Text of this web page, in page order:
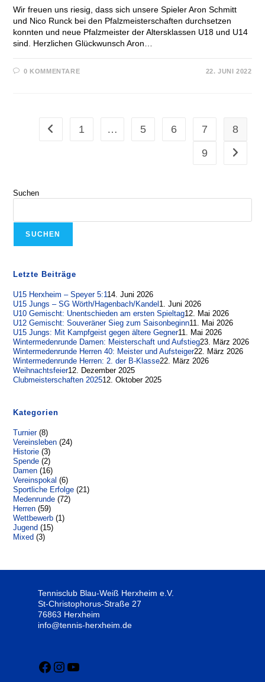
Wir freuen uns riesig, dass sich unsere Spieler Aron Schmitt
und Nico Runck bei den Pfalzmeisterschaften durchsetzen
konnten und neue Pfalzmeister der Altersklassen U18 und U14
sind. Herzlichen Glückwunsch Aron…
0 KOMMENTARE 22. JUNI 2022
Zur vorherigen Seite
1 … 5 6 7
8
9
Zur
Suchen
SUCHEN
Letzte Beiträge
U15 Herxheim – Speyer 5:114. Juni 2026
U15 Jungs – SG Wörth/Hagenbach/Kandel 1. Juni 2026
U10 Gemischt: Unentschieden am ersten Spieltag12. Mai 2026
U12 Gemischt: Souveräner Sieg zum Saisonbeginn11. Mai 2026
U15 Jungs: Mit Kampfgeist gegen ältere Gegner11. Mai 2026
Wintermedenrunde Damen: Meisterschaft und Aufstieg23. März 2026
Wintermedenrunde Herren 40: Meister und Aufsteiger22. März 2026
Wintermedenrunde Herren: 2. der B-Klasse22. März 2026
Weihnachtsfeier12. Dezember 2025
Clubmeisterschaften 202512. Oktober 2025
Kategorien
Turnier (8)
Vereinsleben (24)
Historie (3)
Spende (2)
Damen (16)
Vereinspokal (6)
Sportliche Erfolge (21)
Medenrunde (72)
Herren (59)
Wettbewerb (1)
Jugend (15)
Mixed (3)
Tennisclub Blau-Weiß Herxheim e.V.
St-Christophorus-Straße 27
76863 Herxheim
info@tennis-herxheim.de
Facebook
Instagram